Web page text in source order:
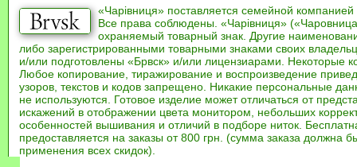
«Чарівниця» поставляется семейной компанией
Все права соблюдены. «Чарівниця»
охраняемый товарный знак. Другие
либо зарегистрированными товарными знаками своих
и/или подготовлены «Брвск» и/или лицензиарами. Некоторые
Любое копирование, тиражирование и воспроизведение
узоров, текстов и кодов запрещено. Никакие персональные
не используются. Готовое изделие может отличаться от
искажений в отображении цвета монитором, небольших
особенностей вышивания и отличий в подборе ниток.
предоставляется на заказы от 800 грн. (сумма заказа должна
применения всех скидок).